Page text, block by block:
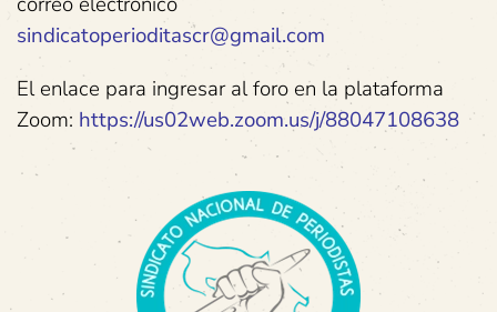
sindicatoperioditascr@gmail.com
El enlace para ingresar al foro en la plataforma
Zoom: https://us02web.zoom.us/j/88047108638